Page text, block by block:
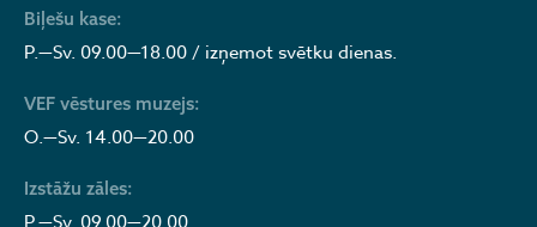
Biļešu kase:
P.—Sv. 09.00—18.00 / izņemot svētku dienas.
VEF vēstures muzejs:
O.—Sv. 14.00—20.00
Izstāžu zāles: